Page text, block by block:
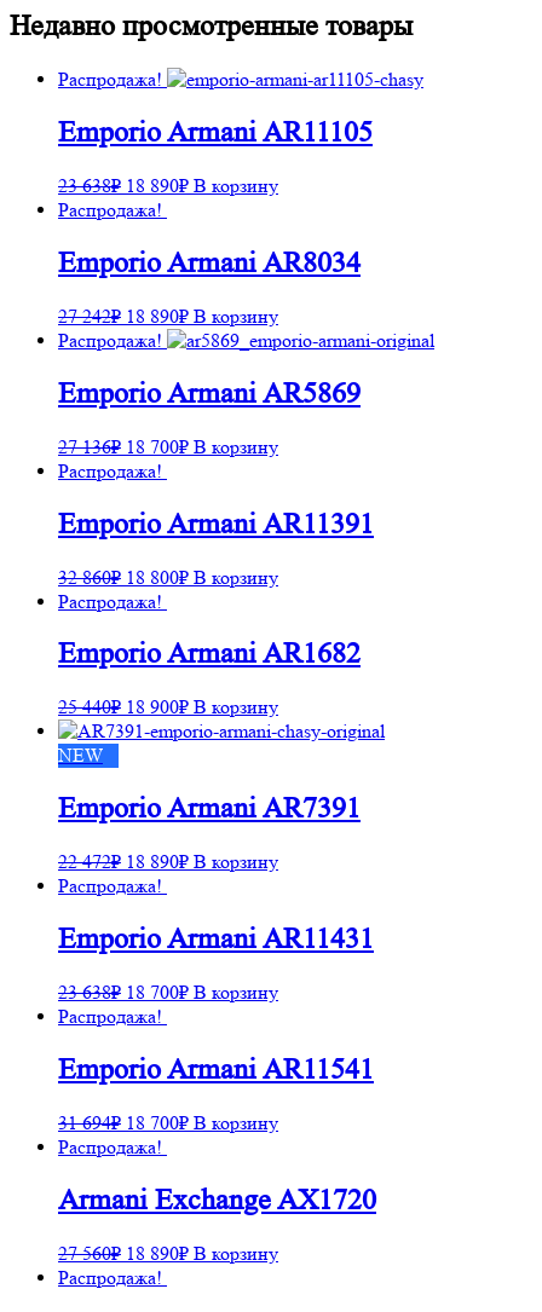
Недавно просмотренные товары
Распродажа!
Emporio Armani AR11105
23 638₽ 18 890₽ В корзину
Распродажа!
Emporio Armani AR8034
27 242₽ 18 890₽ В корзину
Распродажа!
Emporio Armani AR5869
27 136₽ 18 700₽ В корзину
Распродажа!
Emporio Armani AR11391
32 860₽ 18 800₽ В корзину
Распродажа!
Emporio Armani AR1682
25 440₽ 18 900₽ В корзину
NEW
Emporio Armani AR7391
22 472₽ 18 890₽ В корзину
Распродажа!
Emporio Armani AR11431
23 638₽ 18 700₽ В корзину
Распродажа!
Emporio Armani AR11541
31 694₽ 18 700₽ В корзину
Распродажа!
Armani Exchange AX1720
27 560₽ 18 890₽ В корзину
Распродажа!